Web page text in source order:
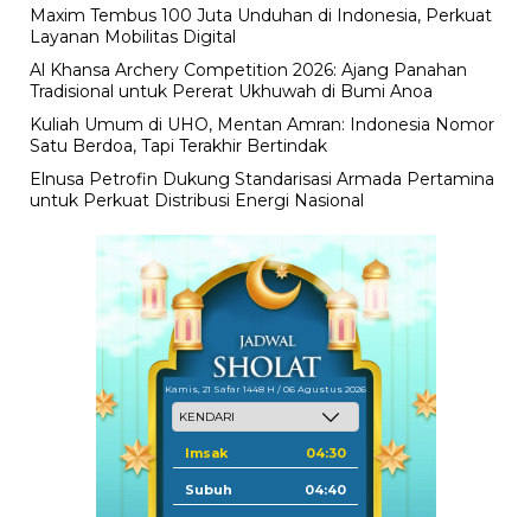
Maxim Tembus 100 Juta Unduhan di Indonesia, Perkuat
Layanan Mobilitas Digital
Al Khansa Archery Competition 2026: Ajang Panahan
Tradisional untuk Pererat Ukhuwah di Bumi Anoa
Kuliah Umum di UHO, Mentan Amran: Indonesia Nomor
Satu Berdoa, Tapi Terakhir Bertindak
Elnusa Petrofin Dukung Standarisasi Armada Pertamina
untuk Perkuat Distribusi Energi Nasional
Kamis, 21 Safar 1448 H / 06 Agustus 2026
Imsak 04:30
Subuh 04:40